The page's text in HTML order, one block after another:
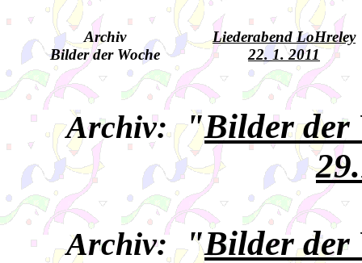
Archiv
Bilder der Woche
Liederabend LoHreley
22. 1. 2011
Archiv:"Bilder der
Archiv:"Bilder der